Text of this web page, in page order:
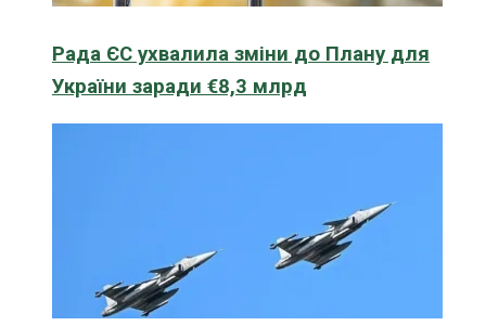
Рада ЄС ухвалила зміни до Плану для
України заради €8,3 млрд